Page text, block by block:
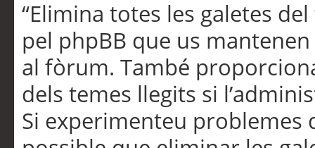
“Elimina totes les galetes
pel phpBB que us
al fòrum. També
dels temes llegits si
Si experimenteu problemes